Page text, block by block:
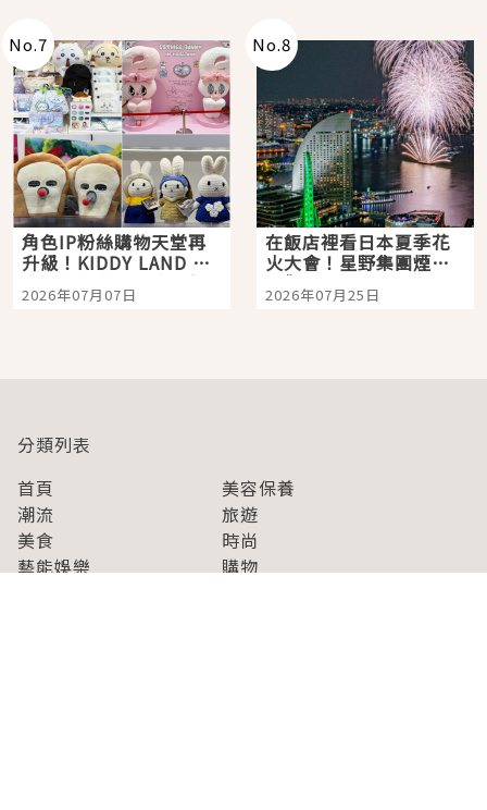
No.7
角色IP粉絲購物天堂再
升級！KIDDY LAND 原
宿店吉伊卡哇迎客，新
開幕 OMOKADO 店3分
2026年07月07日
No.8
在飯店裡看日本夏季花
火大會！星野集團煙火
景觀飯店6選，讓你不用
人擠人悠閒欣賞
2026年07月25日
分類列表
首頁
美容保養
潮流
旅遊
美食
時尚
藝能娛樂
購物